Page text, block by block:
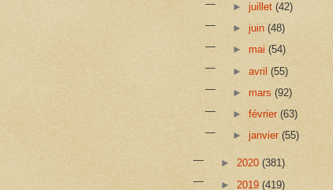
►juillet(42)
►juin(48)
►mai(54)
►avril(55)
►mars(92)
►février(63)
►janvier(55)
► 2020 (381)
► 2019 (419)